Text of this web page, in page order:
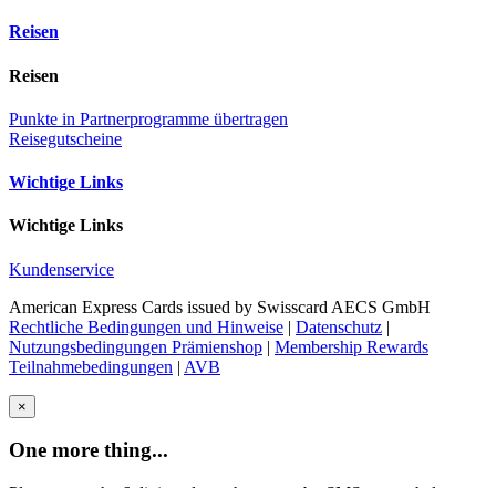
Reisen
Reisen
Punkte in Partnerprogramme übertragen
Reisegutscheine
Wichtige Links
Wichtige Links
Kundenservice
American Express Cards issued by Swisscard AECS GmbH
Rechtliche Bedingungen und Hinweise | Datenschutz |
Nutzungsbedingungen Prämienshop | Membership Rewards
Teilnahmebedingungen | AVB
×
One more thing...